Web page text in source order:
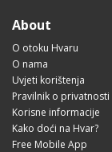
About
O otoku Hvaru
O nama
Uvjeti korištenja
Pravilnik o privatnosti
Korisne informacije
Kako doći na Hvar?
Free Mobile App